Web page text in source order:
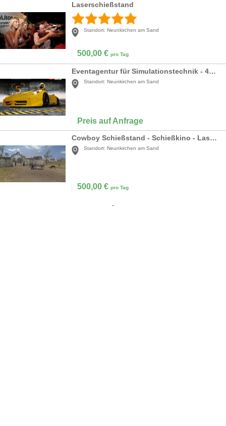
Laserschießstand
Standort: Neunkirchen am Sand
500,00 € pro Tag
Eventagentur für Simulationstechnik - 4K oder 3D
Standort: Neunkirchen am Sand
Preis auf Anfrage
Cowboy Schießstand - Schießkino - Laser schießen
Standort: Neunkirchen am Sand
500,00 € pro Tag